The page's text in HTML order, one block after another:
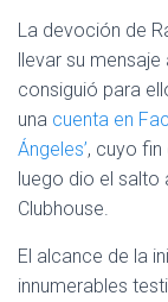
La devoción de
llevar su
consiguió para
una cuenta en
Ángeles’, cuyo
luego dio el salto
Clubhouse.
El alcance de la
innumerables